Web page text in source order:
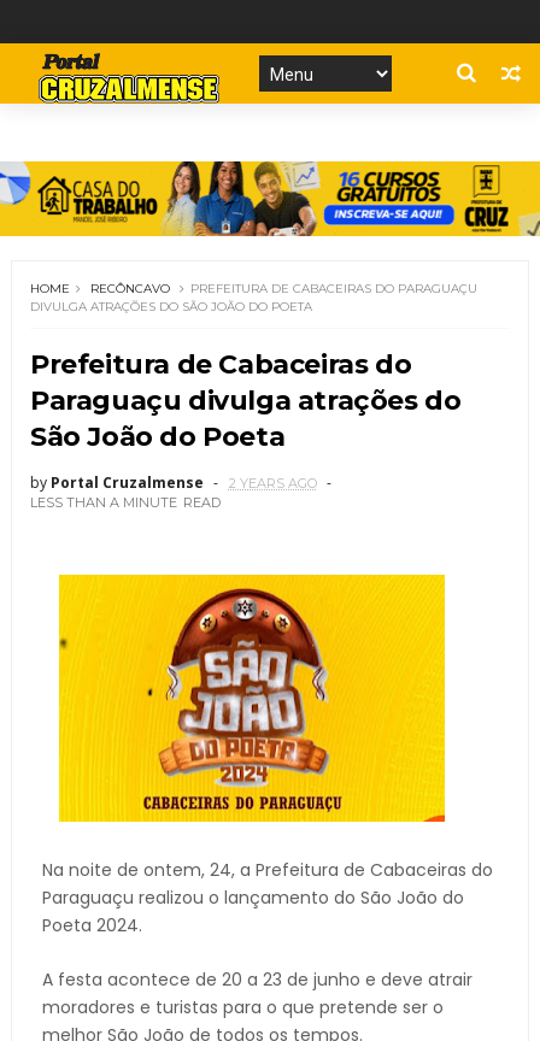
HOME RECÔNCAVO
PREFEITURA DE CABACEIRAS DO PARAGUAÇU
DIVULGA ATRAÇÕES DO SÃO JOÃO DO POETA
Prefeitura de Cabaceiras do
Paraguaçu divulga atrações do
São João do Poeta
by Portal Cruzalmense
2 YEARS AGO
LESS THAN A MINUTE READ
Na noite de ontem, 24, a Prefeitura de Cabaceiras do
Paraguaçu realizou o lançamento do São João do
Poeta 2024.
A festa acontece de 20 a 23 de junho e deve atrair
moradores e turistas para o que pretende ser o
melhor São João de todos os tempos.